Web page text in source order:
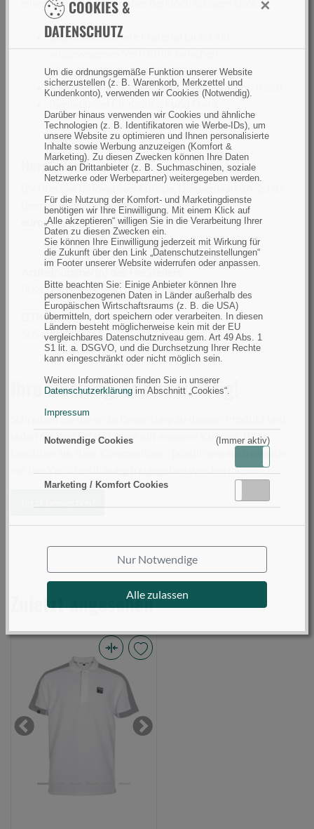
COOKIES &
DATENSCHUTZ
×
Um die ordnungsgemäße Funktion unserer Website
sicherzustellen (z. B. Warenkorb, Merkzettel und
Kundenkonto), verwenden wir Cookies (Notwendig).
Darüber hinaus verwenden wir Cookies und ähnliche
Technologien (z. B. Identifikatoren wie Werbe-IDs), um
unsere Website zu optimieren und Ihnen personalisierte
Inhalte sowie Werbung anzuzeigen (Komfort &
Marketing). Zu diesen Zwecken können Ihre Daten
auch an Drittanbieter (z. B. Suchmaschinen, soziale
Netzwerke oder Werbepartner) weitergegeben werden.
Für die Nutzung der Komfort- und Marketingdienste
benötigen wir Ihre Einwilligung. Mit einem Klick auf
„Alle akzeptieren“ willigen Sie in die Verarbeitung Ihrer
Daten zu diesen Zwecken ein.
Sie können Ihre Einwilligung jederzeit mit Wirkung für
die Zukunft über den Link „Datenschutzeinstellungen“
im Footer unserer Website widerrufen oder anpassen.
Bitte beachten Sie: Einige Anbieter können Ihre
personenbezogenen Daten in Länder außerhalb des
Europäischen Wirtschaftsraums (z. B. die USA)
übermitteln, dort speichern oder verarbeiten. In diesen
Ländern besteht möglicherweise kein mit der EU
vergleichbares Datenschutzniveau gem. Art 49 Abs. 1
S1 lit. a. DSGVO, und die Durchsetzung Ihrer Rechte
kann eingeschränkt oder nicht möglich sein.
Weitere Informationen finden Sie in unserer
Datenschutzerklärung im Abschnitt „Cookies“.
Impressum
Notwendige Cookies (Immer aktiv)
Marketing / Komfort Cookies
Nur Notwendige
Alle zulassen
Das mittelschwere Material bietet ein
ausgewogenes Verhältnis zwischen
Atmungsaktivität und Strapazierfähigkeit.
Sauberes, klassisches Weiß – vielseitig und frisch
Hersteller:
BV Preston Innovations Europe, Dennenlaan 3A, 2340
Beerse, Belgium,compliance-
europe@ratheroutdoors.com
P0200710
GTIN (EAN):
5056837208046
Ihre Meinung ist uns wichtig!
Schreiben Sie die erste Bewertung zu diesem Produkt und
teilen Sie Ihre Erfahrungen mit anderen Kunden. Bitte
beachten Sie, dass Kommentare - positiv wie auch negativ -
vor der Veröffentlichung freigegeben werden müssen.
Zuletzt angesehen
Collection
Polo
White
- Previous Next